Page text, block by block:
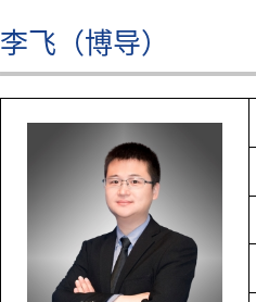
李飞（博导）